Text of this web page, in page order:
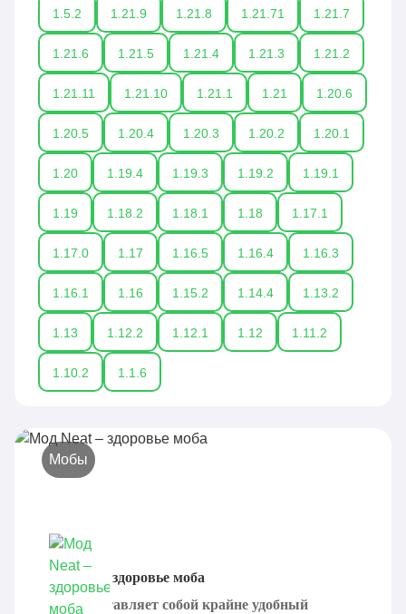
1.5.2 1.21.9 1.21.8 1.21.71 1.21.7
1.21.6 1.21.5 1.21.4 1.21.3 1.21.2
1.21.11 1.21.10 1.21.1 1.21 1.20.6
1.20.5 1.20.4 1.20.3 1.20.2 1.20.1
1.20 1.19.4 1.19.3 1.19.2 1.19.1
1.19 1.18.2 1.18.1 1.18 1.17.1
1.17.0 1.17 1.16.5 1.16.4 1.16.3
1.16.1 1.16 1.15.2 1.14.4 1.13.2
1.13 1.12.2 1.12.1 1.12 1.11.2
1.10.2 1.1.6
Мобы
Мод Neat – здоровье моба
Neat представляет собой крайне удобный